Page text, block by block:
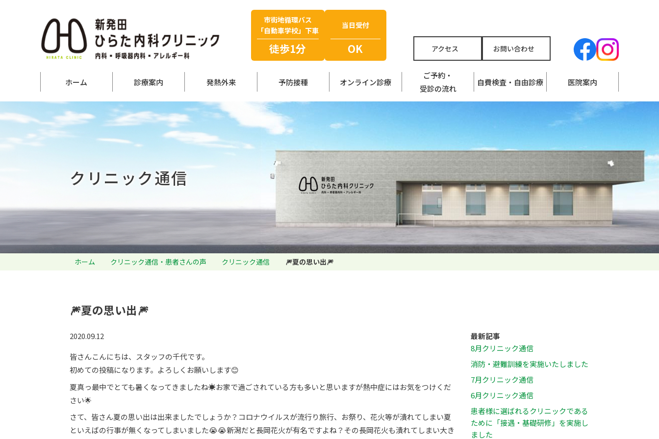
市街地循環バス
「自動車学校」下車
徒歩1分
当日受付
OK アクセス お問い合わせ
ホーム 診療案内 発熱外来 予防接種 オンライン診療
ご予約・
受診の流れ
自費検査・自由診療 医院案内
クリニック通信
ホーム クリニック通信・患者さんの声 クリニック通信 🎆夏の思い出🎆
🎆夏の思い出🎆
2020.09.12
皆さんこんにちは、スタッフの千代です。
初めての投稿になります。よろしくお願いします😊
夏真っ最中でとても暑くなってきましたね☀お家で過ごされている方も多いと思いますが熱中症にはお気をつけくだ
さい🌟
さて、皆さん夏の思い出は出来ましたでしょうか？コロナウイルスが流行り旅行、お祭り、花火等が潰れてしまい夏
といえばの行事が無くなってしまいました😭😭新潟だと長岡花火が有名ですよね？その長岡花火も潰れてしまい大き
最新記事
8月クリニック通信
消防・避難訓練を実施いたしました
7月クリニック通信
6月クリニック通信
患者様に選ばれるクリニックである
ために「接遇・基礎研修」を実施し
ました